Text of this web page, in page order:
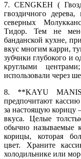
7. CENGKEH (
гвоздичного
северных
Тидор. Тем не
банданской кухне,
вкус многим карри,
зубчики глубокого и
круглыми
использовали через
8. **KAYU
предпочитают
за настоящую корицу
вкуса. Целые
обычно называемые
корицы, которая
цвет. Храните
холодильнике или